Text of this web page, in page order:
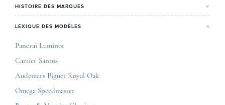
Notre expertise
On parle de nous
Carrières
Conditions générales de vente
Mentions légales
Lyon
Corner Maty Nantes
Corner Maty Strasbourg
Corner Maty Toulouse
HISTOIRE DES MARQUES
Rolex
Omega
LEXIQUE DES MODÈLES
Panerai Luminor
Cartier Santos
Audemars Piguet Royal Oak
Omega Speedmaster